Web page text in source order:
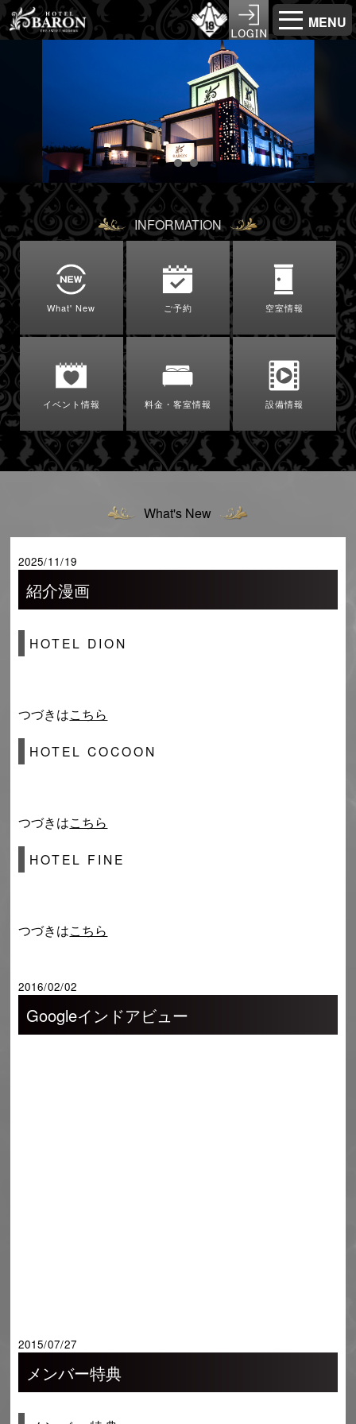
MENU
INFORMATION
What' New ご予約 空室情報
イベント情報 料金・客室情報 設備情報
What's New
2025/11/19
紹介漫画
HOTEL DION
つづきはこちら
HOTEL COCOON
つづきはこちら
HOTEL FINE
つづきはこちら
2016/02/02
Googleインドアビュー
2015/07/27
メンバー特典